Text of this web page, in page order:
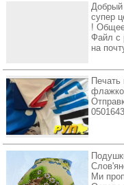
супер
! Общее
Файл с
на
Печать
Ми